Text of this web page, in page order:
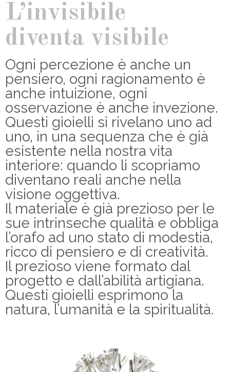
L’invisibile
diventa visibile
Ogni percezione è anche un
pensiero, ogni ragionamento è
anche intuizione, ogni
osservazione è anche invezione.
Questi gioielli si rivelano uno ad
uno, in una sequenza che è già
esistente nella nostra vita
interiore: quando li scopriamo
diventano reali anche nella
visione oggettiva.
Il materiale è già prezioso per le
sue intrinseche qualità e obbliga
l’orafo ad uno stato di modestia,
ricco di pensiero e di creatività.
Il prezioso viene formato dal
progetto e dall’abilità artigiana.
Questi gioielli esprimono la
natura, l’umanità e la spiritualità.